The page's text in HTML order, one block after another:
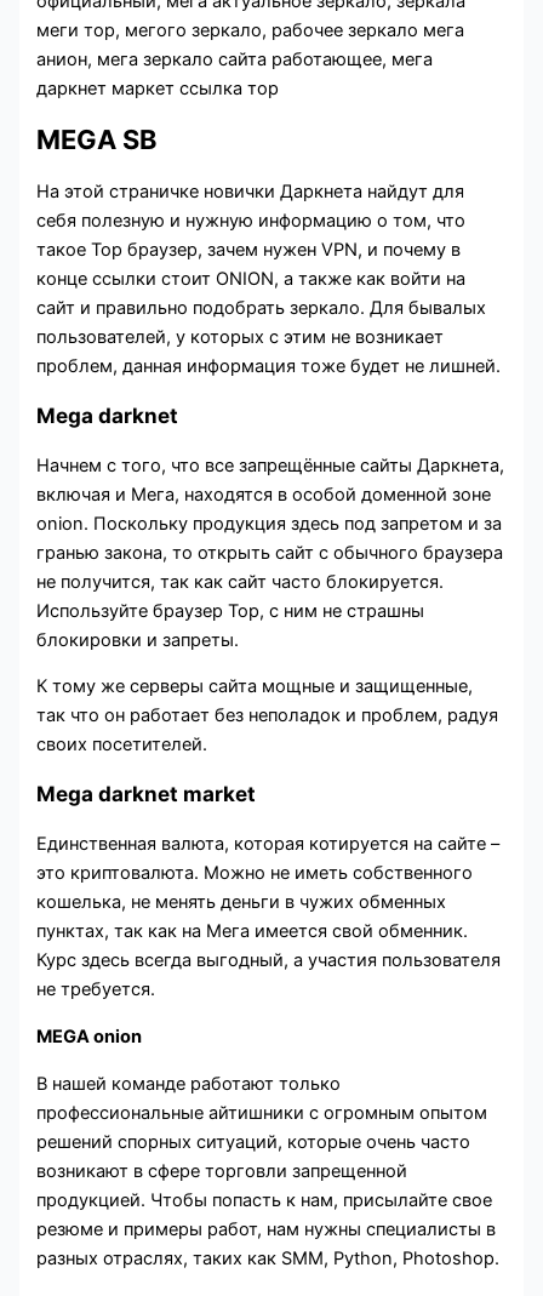
меги тор, мегого зеркало, рабочее зеркало мега
анион, мега зеркало сайта работающее, мега
даркнет маркет ссылка тор
MEGA SB
На этой страничке новички Даркнета найдут для
себя полезную и нужную информацию о том, что
такое Тор браузер, зачем нужен VPN, и почему в
конце ссылки стоит ONION, а также как войти на
сайт и правильно подобрать зеркало. Для бывалых
пользователей, у которых с этим не возникает
проблем, данная информация тоже будет не лишней.
Mega darknet
Начнем с того, что все запрещённые сайты Даркнета,
включая и Мега, находятся в особой доменной зоне
onion. Поскольку продукция здесь под запретом и за
гранью закона, то открыть сайт с обычного браузера
не получится, так как сайт часто блокируется.
Используйте браузер Тор, с ним не страшны
блокировки и запреты.
К тому же серверы сайта мощные и защищенные,
так что он работает без неполадок и проблем, радуя
своих посетителей.
Mega darknet market
Единственная валюта, которая котируется на сайте –
это криптовалюта. Можно не иметь собственного
кошелька, не менять деньги в чужих обменных
пунктах, так как на Мега имеется свой обменник.
Курс здесь всегда выгодный, а участия пользователя
не требуется.
MEGA onion
В нашей команде работают только
профессиональные айтишники с огромным опытом
решений спорных ситуаций, которые очень часто
возникают в сфере торговли запрещенной
продукцией. Чтобы попасть к нам, присылайте свое
резюме и примеры работ, нам нужны специалисты в
разных отраслях, таких как SMM, Python, Photoshop.